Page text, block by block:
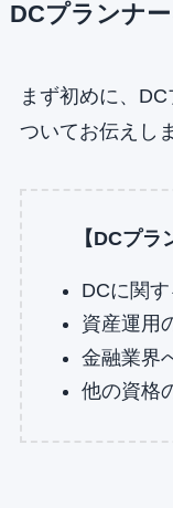
DCプランナ
まず初めに、
ついてお伝えし
【DCプラ
DCに関
資産運用
金融業界
他の資格